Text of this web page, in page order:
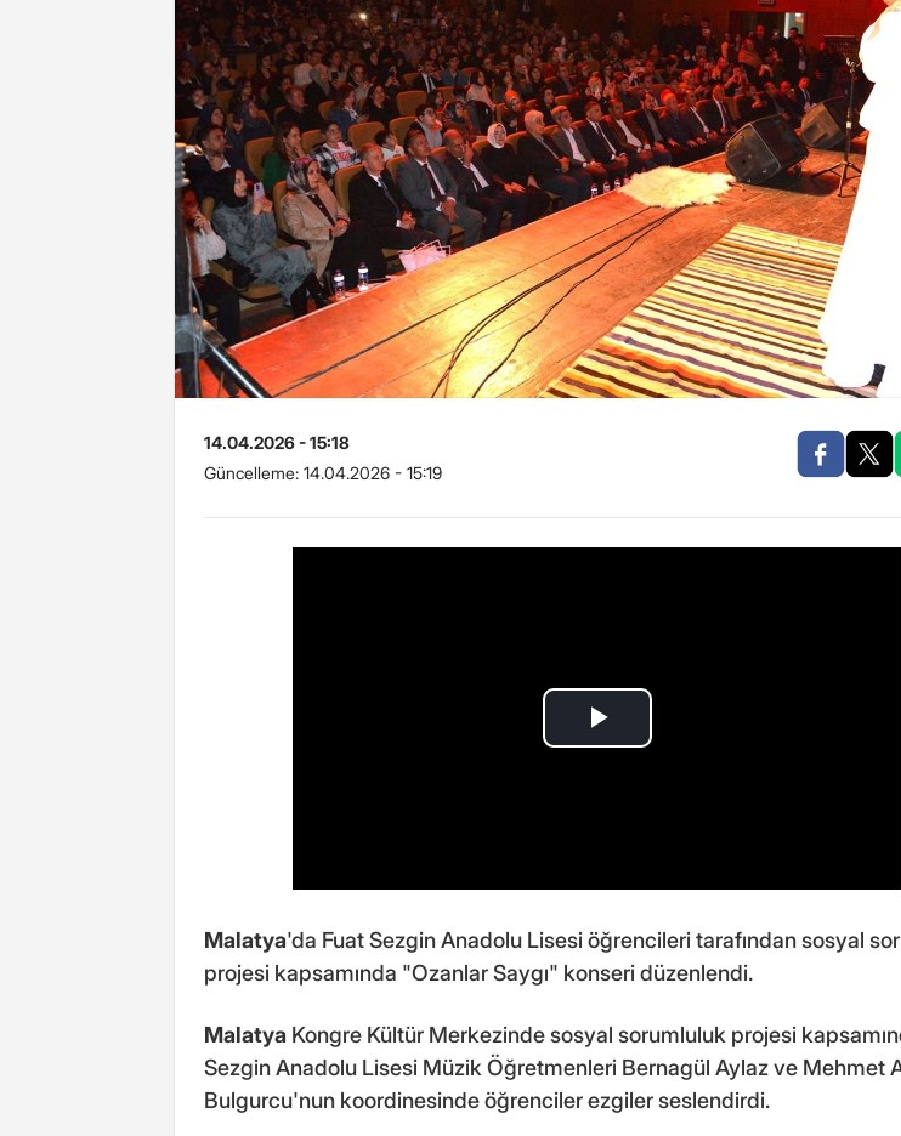
14.04.2026 - 15:18
Güncelleme: 14.04.2026 - 15:19
Malatya'da Fuat Sezgin Anadolu Lisesi öğrencileri tarafından sosyal
projesi kapsamında "Ozanlar Saygı" konseri düzenlendi.
Malatya Kongre Kültür Merkezinde sosyal sorumluluk projesi
Sezgin Anadolu Lisesi Müzik Öğretmenleri Bernagül Aylaz ve Mehmet
Bulgurcu'nun koordinesinde öğrenciler ezgiler seslendirdi.